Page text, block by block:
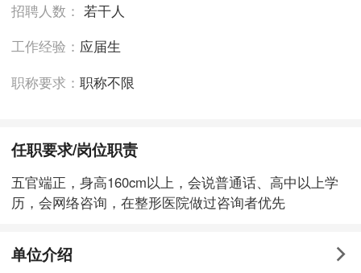
招聘人数：若干人
工作经验： 应届生
职称要求：职称不限
任职要求/岗位职责
五官端正，身高160cm以上，会说普通话、高中以上学
历，会网络咨询，在整形医院做过咨询者优先
单位介绍